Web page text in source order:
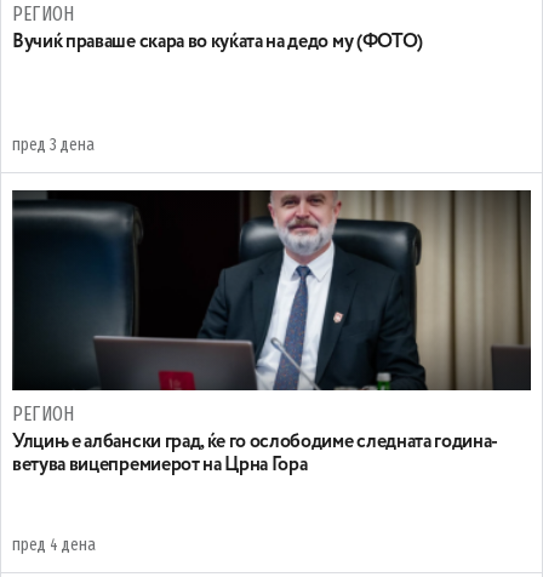
РЕГИОН
Вучиќ праваше скара во куќата на дедо му (ФОТО)
пред 3 дена
РЕГИОН
Улцињ е албански град, ќе го ослободиме следната година-
ветува вицепремиерот на Црна Гора
пред 4 дена